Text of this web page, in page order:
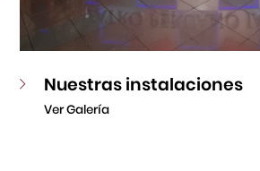
Nuestras instalaciones
Ver Galería